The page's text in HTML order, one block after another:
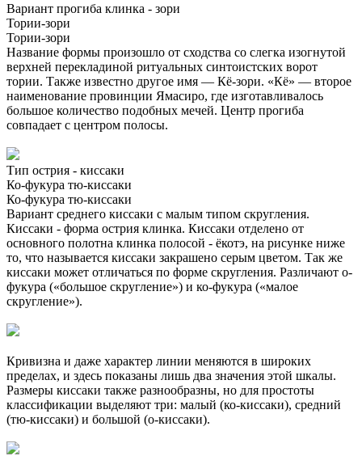
Вариант прогиба клинка - зори
Тории-зори
Тории-зори
Название формы произошло от сходства со слегка изогнутой
верхней перекладиной ритуальных синтоистских ворот
тории. Также известно другое имя — Кё-зори. «Кё» — второе
наименование провинции Ямасиро, где изготавливалось
большое количество подобных мечей. Центр прогиба
совпадает с центром полосы.
Тип острия - киссаки
Ко-фукура тю-киссаки
Ко-фукура тю-киссаки
Вариант среднего киссаки с малым типом скругления.
Киссаки - форма острия клинка. Киссаки отделено от
основного полотна клинка полосой - ёкотэ, на рисунке ниже
то, что называется киссаки закрашено серым цветом. Так же
киссаки может отличаться по форме скругления. Различают о-
фукура («большое скругление») и ко-фукура («малое
скругление»).
Кривизна и даже характер линии меняются в широких
пределах, и здесь показаны лишь два значения этой шкалы.
Размеры киссаки также разнообразны, но для простоты
классификации выделяют три: малый (ко-киссаки), средний
(тю-киссаки) и большой (о-киссаки).